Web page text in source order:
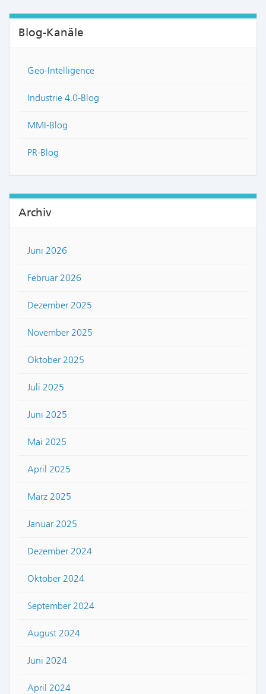
Blog-Kanäle
Geo-Intelligence
Industrie 4.0-Blog
MMI-Blog
PR-Blog
Archiv
Juni 2026
Februar 2026
Dezember 2025
November 2025
Oktober 2025
Juli 2025
Juni 2025
Mai 2025
April 2025
März 2025
Januar 2025
Dezember 2024
Oktober 2024
September 2024
August 2024
Juni 2024
April 2024